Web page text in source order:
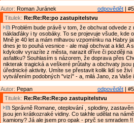
odpovědět |
Autor: Roman Juránek
Titulek: Re:Re:Re:po zastupitelstvu
Problém bude právě v tom, že obchvat odvede z
náklaďáky i ty osobáky. To se projevuje všude, kde
Mně je 40 let a mám mlhavou vzpomínku na Habry
dnes je to pouhá vesnice - ale mají obchvat a klid. A
kdykoliv vyrazíte z města, narazit dříve či později
asfaltku? Souhlasím s názorem, že doprava přes
nikterak tragická a veškeré průtahy a obchvaty jsou
úřednické aktivity. Umíte se přestavit kolik lidí se
vytvářením podobných "vizí" - a, milá Jano, za Vaše
odpovědět |
Autor: Pepan
Titulek: Re:Re:Re:Re:po zastupitelstvu
Správně Romane, oteplování , splodiny,
jsou jen krátkozraké vidiny. Co takhle udělat na
kamiony? Já ale jsem pro opak - pryč se smradem